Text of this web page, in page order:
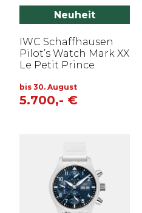
Neuheit
IWC Schaffhausen
Pilot’s Watch Mark XX
Le Petit Prince
bis 30. August
5.700,- €